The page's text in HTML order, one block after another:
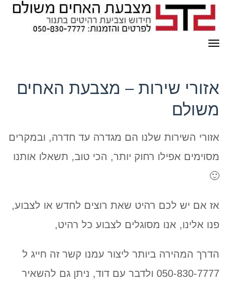
תפריט
אזורי שירות – מצבעת האחים
משולם
אזורי השירות שלנו הם מגדרה עד חדרה, ובמקרים
מסוימים אפילו רחוק יותר, הכי טוב, תשאלו אותנו
🙂
אז אם יש לכם רהיט שאת רוצים לחדש או לצבוע,
פנו אלינו, אנו מסוגלים לצבוע כל רהיט,
הדרך המהירה ביותר ליצור עמנו קשר זה חייג ל
050-830-7777 ולדבר עם דוד, ניתן גם להשאיר